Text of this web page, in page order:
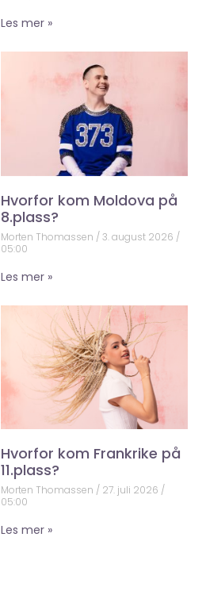
Les mer »
Hvorfor kom Moldova på
8.plass?
Morten Thomassen 3. august 2026
05:00
Les mer »
Hvorfor kom Frankrike på
11.plass?
Morten Thomassen 27. juli 2026
05:00
Les mer »